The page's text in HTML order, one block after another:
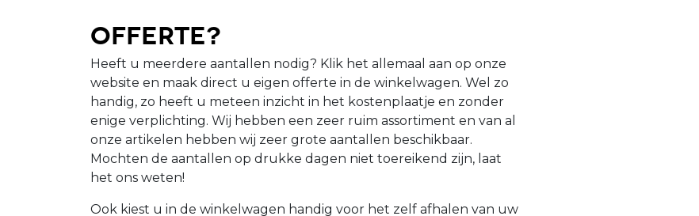
Offerte?
Heeft u meerdere aantallen nodig? Klik het allemaal aan op onze
website en maak direct u eigen offerte in de winkelwagen. Wel zo
handig, zo heeft u meteen inzicht in het kostenplaatje en zonder
enige verplichting. Wij hebben een zeer ruim assortiment en van al
onze artikelen hebben wij zeer grote aantallen beschikbaar.
Mochten de aantallen op drukke dagen niet toereikend zijn, laat
het ons weten!
Ook kiest u in de winkelwagen handig voor het zelf afhalen van uw